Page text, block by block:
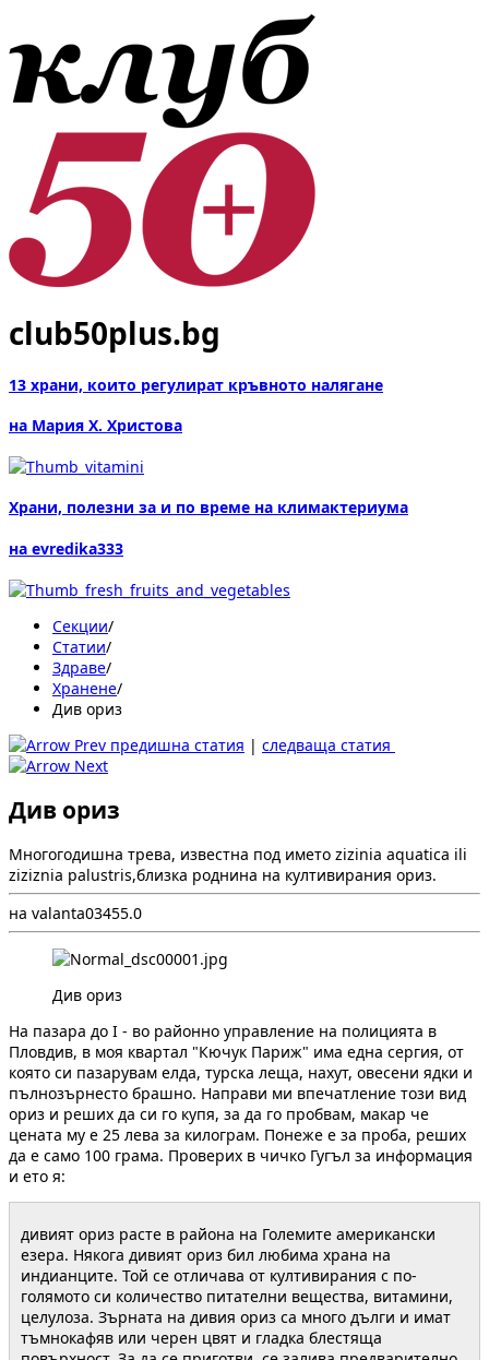
club50plus.bg
13 храни, които регулират кръвното налягане
на Мария Х. Христова
Храни, полезни за и по време на климактериума
на evredika333
Секции/
Статии/
Здраве/
Хранене/
Див ориз
предишна статия | следваща статия
Див ориз
Многогодишна трева, известна под името zizinia aquatica ili
ziziznia palustris,близка роднина на култивирания ориз.
на valanta03455.0
Див ориз
На пазара до I - во районно управление на полицията в
Пловдив, в моя квартал "Кючук Париж" има една сергия, от
която си пазарувам елда, турска леща, нахут, овесени ядки и
пълнозърнесто брашно. Направи ми впечатление този вид
ориз и реших да си го купя, за да го пробвам, макар че
цената му е 25 лева за килограм. Понеже е за проба, реших
да е само 100 грама. Проверих в чичко Гугъл за информация
и ето я:
дивият ориз расте в района на Големите американски
езера. Някога дивият ориз бил любима храна на
индианците. Той се отличава от култивирания с по-
голямото си количество питателни вещества, витамини,
целулоза. Зърната на дивия ориз са много дълги и имат
тъмнокафяв или черен цвят и гладка блестяща